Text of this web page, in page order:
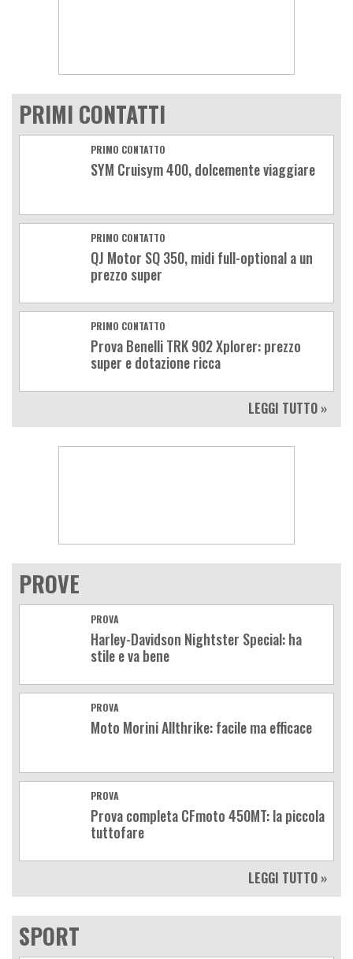
PRIMI CONTATTI
PRIMO CONTATTO
SYM Cruisym 400, dolcemente viaggiare
PRIMO CONTATTO
QJ Motor SQ 350, midi full-optional a un
prezzo super
PRIMO CONTATTO
Prova Benelli TRK 902 Xplorer: prezzo
super e dotazione ricca
LEGGI TUTTO »
PROVE
PROVA
Harley-Davidson Nightster Special: ha
stile e va bene
PROVA
Moto Morini Allthrike: facile ma efficace
PROVA
Prova completa CFmoto 450MT: la piccola
tuttofare
LEGGI TUTTO »
SPORT